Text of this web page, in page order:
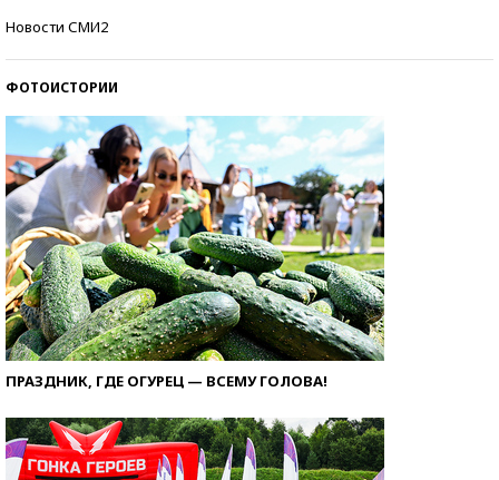
Новости СМИ2
ФОТОИСТОРИИ
ПРАЗДНИК, ГДЕ ОГУРЕЦ — ВСЕМУ ГОЛОВА!